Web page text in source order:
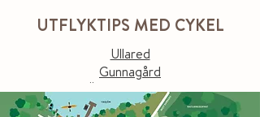
UTFLYKTIPS MED CYKEL
Ullared
Gunnagård
Öströö Fårfarm
Obbhultgård